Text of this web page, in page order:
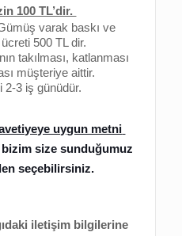
100 TL’dir.
varak baskı ve
500 TL dir.
takılması, katlanması
müşteriye aittir.
2-3 iş günüdür.
uygun metni
bizim size sunduğumuz
seçebilirsiniz.
iletişim bilgilerine